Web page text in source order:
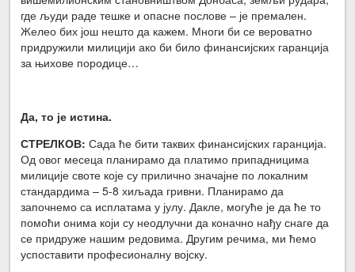
где људи раде тешке и опасне послове – је премален.
Желео бих још нешто да кажем. Многи би се вероватно
придружили милицији ако би било финансијских гаранција
за њихове породице…
Да, то је истина.
СТРЕЛКОВ:Сада ће бити таквих финансијских гаранција.
Од овог месеца планирамо да платимо припадницима
милиције своте које су прилично значајне по локалним
стандардима – 5-8 хиљада гривни. Планирамо да
започнемо са исплатама у јулу. Дакле, могуће је да ће то
помоћи онима који су неодлучни да коначно нађу снаге да
се придруже нашим редовима. Другим речима, ми ћемо
успоставити професионалну војску.